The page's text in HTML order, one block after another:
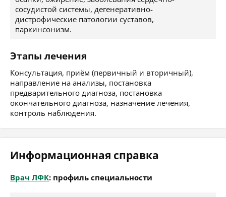
сосудистой системы, дегенеративно-
дистрофические патологии суставов,
паркинсонизм.
Этапы лечения
Консультация, приём (первичный и вторичный),
направление на анализы, постановка
предварительного диагноза, постановка
окончательного диагноза, назначение лечения,
контроль наблюдения.
Информационная справка
Врач ЛФК: профиль специальности